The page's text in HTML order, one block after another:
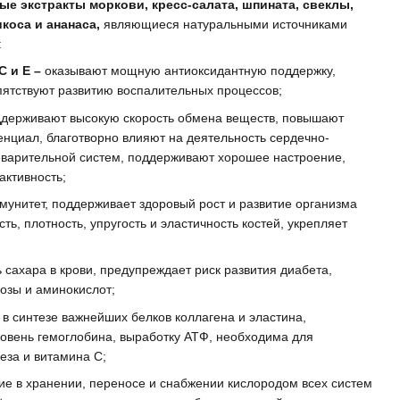
экстракты моркови, кресс-салата, шпината, свеклы,
и ананаса, являющиеся натуральными источниками
и Е – оказывают мощную антиоксидантную поддержку,
развитию воспалительных процессов;
высокую скорость обмена веществ, повышают
благотворно влияют на деятельность сердечно-
систем, поддерживают хорошее настроение,
поддерживает здоровый рост и развитие организма
плотность, упругость и эластичность костей, укрепляет
в крови, предупреждает риск развития диабета,
и аминокислот;
синтезе важнейших белков коллагена и эластина,
гемоглобина, выработку АТФ, необходима для
и витамина С;
в хранении, переносе и снабжении кислородом всех систем